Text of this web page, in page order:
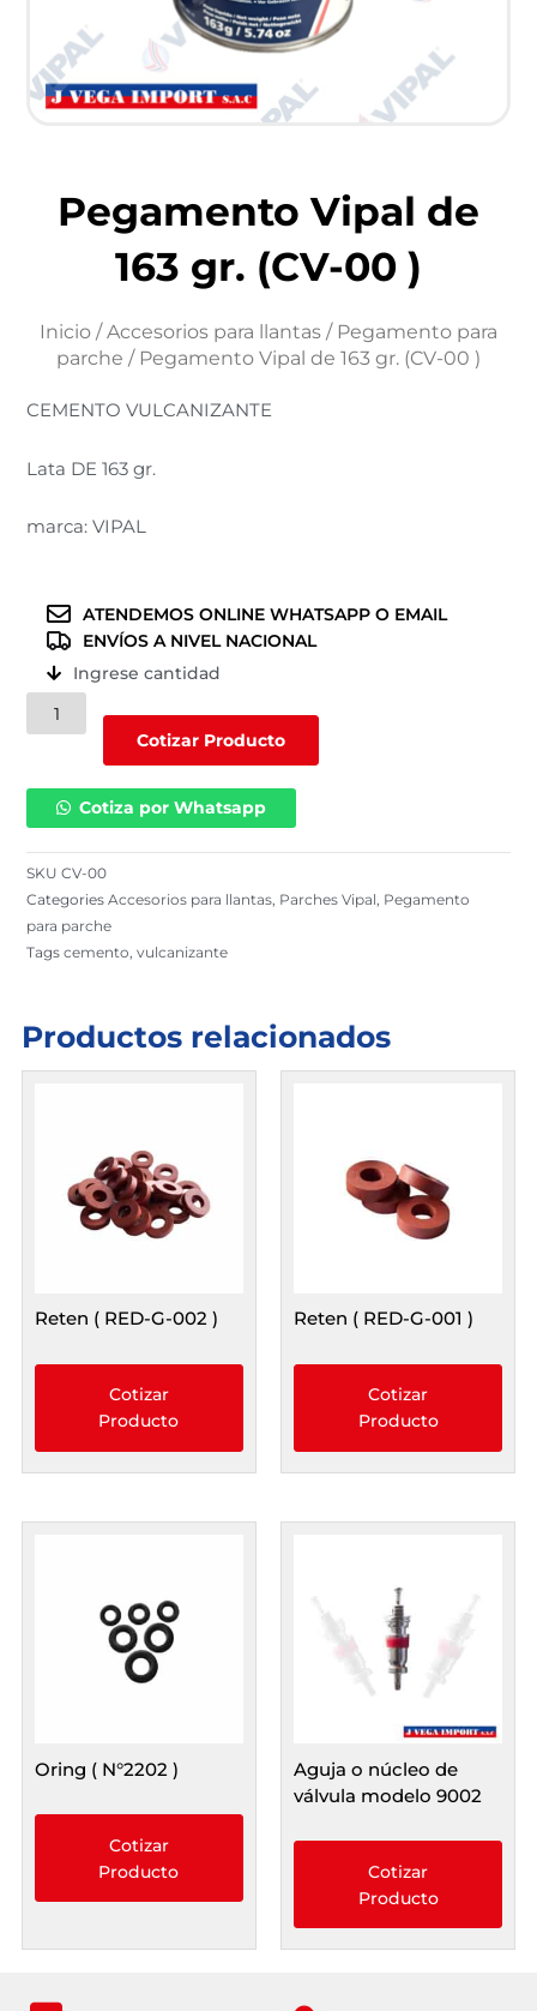
Pegamento Vipal de
163 gr. (CV-00 )
Inicio /Accesorios para llantas / Pegamento para
parche / Pegamento Vipal de 163 gr. (CV-00 )
CEMENTO VULCANIZANTE
Lata DE 163 gr.
marca: VIPAL
ATENDEMOS ONLINE WHATSAPP O EMAIL
ENVÍOS A NIVEL NACIONAL
Ingrese cantidad
Pegamento
Vipal
Cotizar Producto
Cotiza por Whatsapp
SKUCV-00
Categories Accesorios para llantas, Parches Vipal, Pegamento
para parche
Tags cemento,vulcanizante
Productos relacionados
Reten ( RED-G-002 )
Cotizar
Producto
Reten ( RED-G-001 )
Cotizar
Producto
Oring ( N°2202 )
Cotizar
Producto
Aguja o núcleo de
válvula modelo 9002
Cotizar
Producto